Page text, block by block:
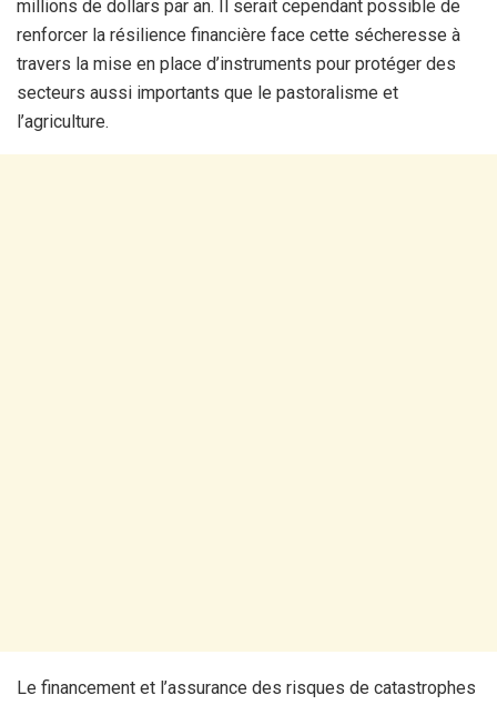
millions de dollars par an. Il serait cependant possible de
renforcer la résilience financière face cette sécheresse à
travers la mise en place d’instruments pour protéger des
secteurs aussi importants que le pastoralisme et
l’agriculture.
Le financement et l’assurance des risques de catastrophes